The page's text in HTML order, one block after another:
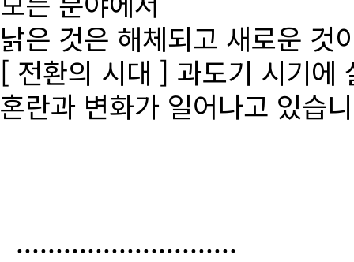
낡은 것은 해체되고 새로운 것
[ 전환의 시대 ] 과도기 시기에
혼란과 변화가 일어나고 있습
............................